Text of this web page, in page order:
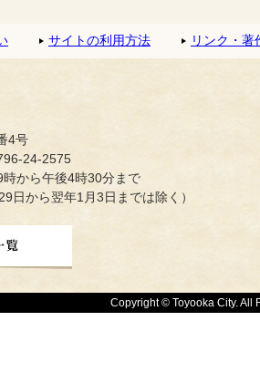
サイトの利用方法 リンク・著
4号
24-2575
から午後4時30分まで
日から翌年1月3日までは除く）
Copyright © Toyooka City. All